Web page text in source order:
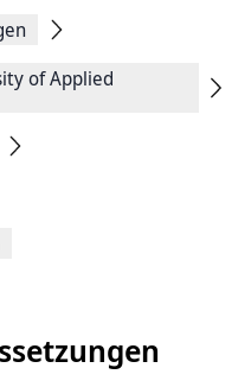
of Applied